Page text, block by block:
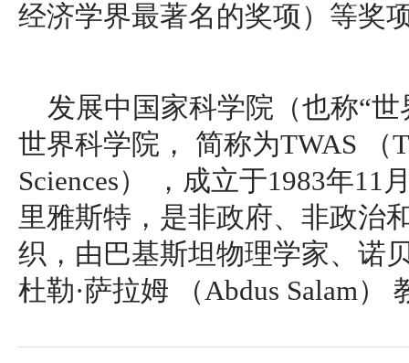
经济学界最著名的奖项）等奖
发展中国家科学院（也称“
世界科学院， 简称为TWAS （
Sciences） ，成立于1983年11
里雅斯特，是非政府、非政治
织，由巴基斯坦物理学家、诺
杜勒·萨拉姆 （Abdus Salam）